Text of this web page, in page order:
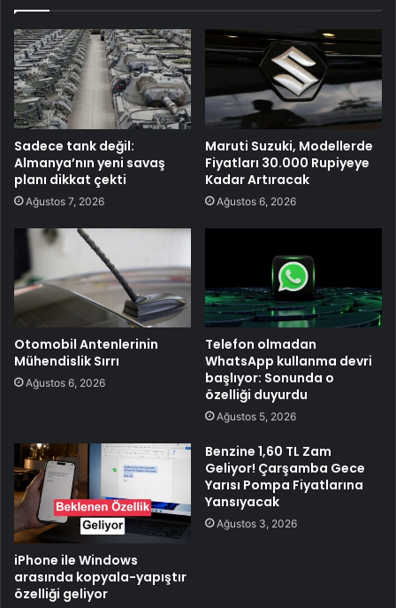
Sadece tank değil:
Almanya’nın yeni savaş
planı dikkat çekti
Ağustos 7, 2026
Maruti Suzuki, Modellerde
Fiyatları 30.000 Rupiyeye
Kadar Artıracak
Ağustos 6, 2026
Otomobil Antenlerinin
Mühendislik Sırrı
Ağustos 6, 2026
Telefon olmadan
WhatsApp kullanma devri
başlıyor: Sonunda o
özelliği duyurdu
Ağustos 5, 2026
iPhone ile Windows
arasında kopyala-yapıştır
özelliği geliyor
Benzine 1,60 TL Zam
Geliyor! Çarşamba Gece
Yarısı Pompa Fiyatlarına
Yansıyacak
Ağustos 3, 2026